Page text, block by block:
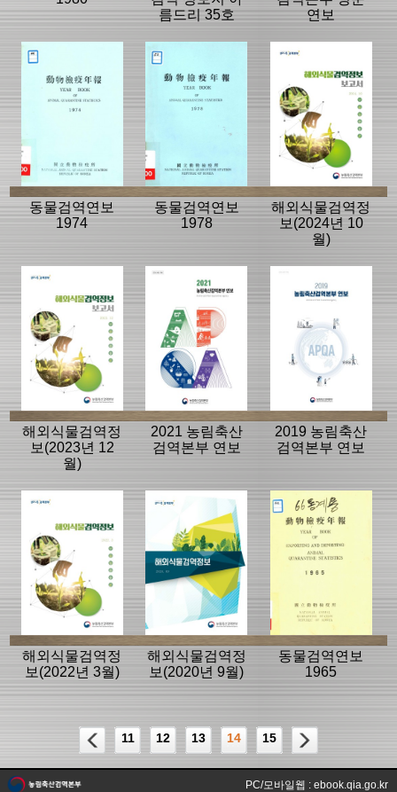
름드리 35호
연보
동물검역연보
1974
동물검역연보
1978
해외식물검역정
보(2024년 10
월)
해외식물검역정
보(2023년 12
월)
2021 농림축산
검역본부 연보
2019 농림축산
검역본부 연보
해외식물검역정
보(2022년 3월)
해외식물검역정
보(2020년 9월)
동물검역연보
1965
11 12 13 14 15
PC/모바일웹 : ebook.qia.go.kr